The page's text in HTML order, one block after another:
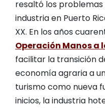
resaltó los problemas
industria en Puerto
XX. En los años
Operación Manos a
facilitar la transición
economía agraria a
turismo como nueva
inicios, la industria